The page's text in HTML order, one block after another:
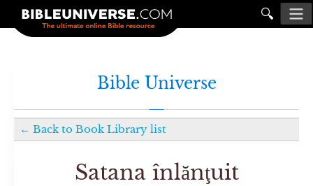
🔍
Bible Universe
← Back to Book Library list
Satana înlănţuit